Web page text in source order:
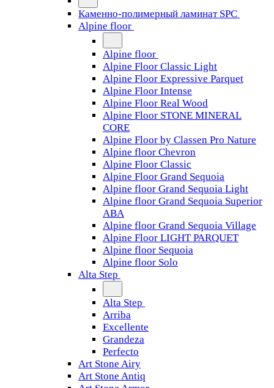
Каменно-полимерный ламинат SPC
Alpine floor
Alpine floor
Alpine Floor Classic Light
Alpine Floor Expressive Parquet
Alpine Floor Intense
Alpine Floor Real Wood
Alpine Floor STONE MINERAL
CORE
Alpine Floor by Classen Pro Nature
Alpine floor Chevron
Alpine Floor Classic
Alpine Floor Grand Sequoia
Alpine floor Grand Sequoia Light
Alpine floor Grand Sequoia Superior
ABA
Alpine floor Grand Sequoia Village
Alpine Floor LIGHT PARQUET
Alpine floor Sequoia
Alpine floor Solo
Alta Step
Alta Step
Arriba
Excellente
Grandeza
Perfecto
Art Stone Airy
Art Stone Antiq